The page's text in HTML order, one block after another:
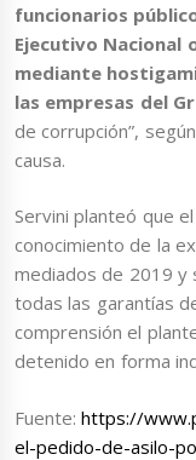
funcionarios
Ejecutivo Nacional
mediante
las empresas del
de corrupción”,
causa.
Servini planteó que
conocimiento de la
mediados de 2019 y
todas las garantías
comprensión el
detenido en forma
Fuente:https://
el-pedido-de-asilo-